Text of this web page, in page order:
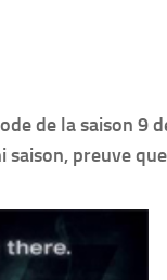
de la saison 9
preuve